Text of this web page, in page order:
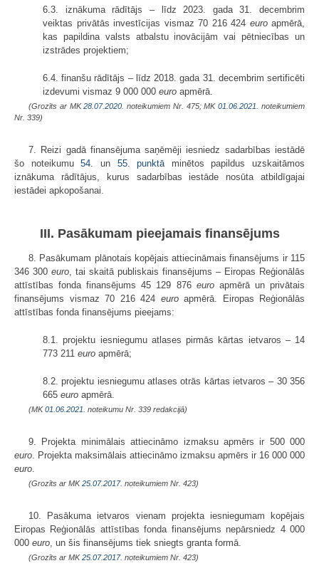
6.3. iznākuma rādītājs – līdz 2023. gada 31. decembrim
veiktas privātās investīcijas vismaz 70 216 424 euroapmērā,
kas papildina valsts atbalstu inovācijām vai pētniecības un
izstrādes projektiem;
6.4. finanšu rādītājs – līdz 2018. gada 31. decembrim sertificēti
izdevumi vismaz 9 000 000 euro apmērā.
(Grozīts ar MK28.07.2020. noteikumiem Nr. 475; MK01.06.2021.
noteikumiem
Nr. 339)
7. Reizi gadā finansējuma saņēmēji iesniedz sadarbības iestādē
šo noteikumu54. un 55. punktāminētos papildus uzskaitāmos
iznākuma rādītājus, kurus sadarbības iestāde nosūta atbildīgajai
iestādei apkopošanai.
III. Pasākumam pieejamais finansējums
8. Pasākumam plānotais kopējais attiecināmais finansējums ir 115
346 300 euro , tai skaitā publiskais finansējums – Eiropas Reģionālās
attīstības fonda finansējums 45 129 876 euroapmērā un privātais
finansējums vismaz 70 216 424 euroapmērā. Eiropas Reģionālās
attīstības fonda finansējums pieejams:
8.1. projektu iesniegumu atlases pirmās kārtas ietvaros – 14
773 211 euro apmērā;
8.2. projektu iesniegumu atlases otrās kārtas ietvaros – 30 356
665 euro apmērā.
(MK01.06.2021. noteikumu Nr. 339 redakcijā)
9. Projekta minimālais attiecināmo izmaksu apmērs ir 500 000
euro . Projekta maksimālais attiecināmo izmaksu apmērs ir 16 000 000
euro
(Grozīts ar MK25.07.2017. noteikumiem Nr. 423)
10. Pasākuma ietvaros vienam projekta iesniegumam kopējais
Eiropas Reģionālās attīstības fonda finansējums nepārsniedz 4 000
000 euro , un šis finansējums tiek sniegts granta formā.
(Grozīts ar MK25.07.2017. noteikumiem Nr. 423)